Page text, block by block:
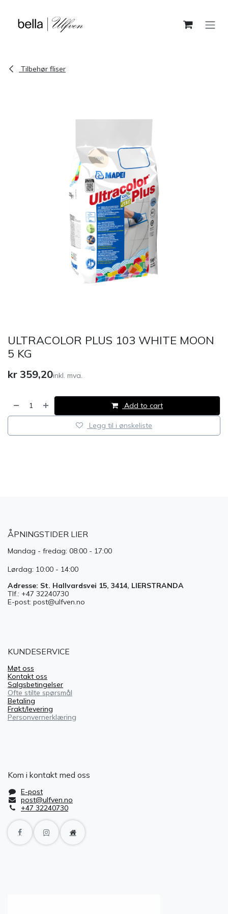
Tilbehør fliser
ULTRACOLOR PLUS 103 WHITE MOON
5 KG
kr 359,20inkl. mva.
Add to cart
Legg til i ønskeliste
ÅPNINGSTIDER LIER
Mandag - fredag: 08:00 - 17:00
Lørdag: 10:00 - 14:00
Adresse: St. Hallvardsvei 15, 3414, LIERSTRANDA
Tlf.: +47 32240730
E-post: post@ulfven.no
KUNDESERVICE
Møt oss
Kontakt oss
Salgsbetingelser
Ofte stilte spørsmål
Betaling
Frakt/levering
Personvernerklæring
Kom i kontakt med oss
E-post
post@ulfven.no
+47 32240730